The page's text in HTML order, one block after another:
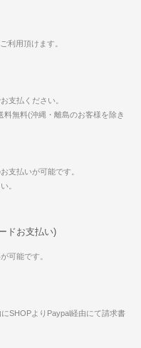
利用頂けます。
支払ください。
無料(沖縄・離島のお客様を除き
支払いが可能です。
。
ドお支払い)
可能です。
SHOPよりPaypal経由にて請求書